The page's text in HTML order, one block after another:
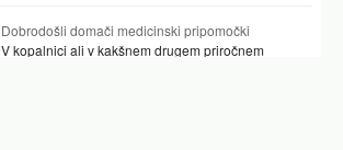
Dobrodošli domači medicinski pripomočki
V kopalnici ali v kakšnem drugem priročnem